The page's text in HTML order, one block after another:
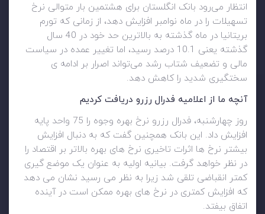
انتظار می‌رود بانک انگلستان برای هشتمین بار متوالی نرخ
تسهیلات را در ماه نوامبر افزایش دهد، از زمانی که تورم
بریتانیا در ماه گذشته به بالاترین حد خود در 40 سال
گذشته یعنی 10.1 درصد رسید، اما تغییر عمده در سیاست
مالی و تضعیف شتاب رشد می‌تواند اصرار بر ادامه ی
سختگیری شدید را کاهش دهد.
آنچه ما از اعلامیه فدرال رزرو دریافت کردیم
روز چهارشنبه، فدرال رزرو نرخ بهره وجوه را 75 واحد پایه
افزایش داد. این بانک همچنین گفت که به دنبال افزایش
بیشتر نرخ ها اثرات تاخیری نرخ های بهره بالاتر بر اقتصاد را
در نظر خواهد گرفت. بیانیه اولیه به عنوان یک موضع گیری
کمتر انقباضی تلقی شد زیرا به نظر می رسید نشان می دهد
که افزایش کمتری در نرخ های بهره ممکن است در آینده
اتفاق بیفتد.